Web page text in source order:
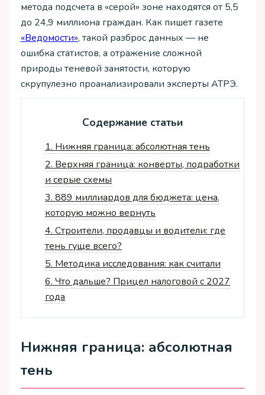
метода подсчета в «серой» зоне находятся от 5,5
до 24,9 миллиона граждан. Как пишет газете
«Ведомости», такой разброс данных — не
ошибка статистов, а отражение сложной
природы теневой занятости, которую
скрупулезно проанализировали эксперты АТРЭ.
Содержание статьи
1. Нижняя граница: абсолютная тень
2. Верхняя граница: конверты, подработки
и серые схемы
3. 889 миллиардов для бюджета: цена,
которую можно вернуть
4. Строители, продавцы и водители: где
тень гуще всего?
5. Методика исследования: как считали
6. Что дальше? Прицел налоговой с 2027
года
Нижняя граница: абсолютная
тень